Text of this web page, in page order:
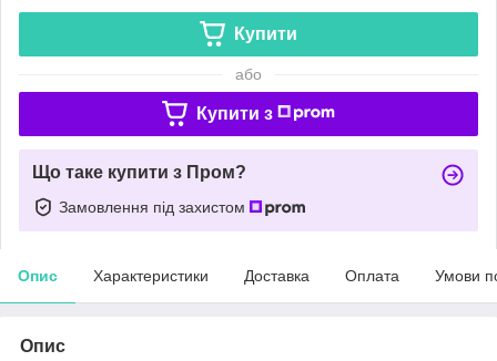
Купити
або
Купити з
Що таке купити з Пром?
Замовлення під захистом
Опис Характеристики Доставка Оплата Умови
Опис